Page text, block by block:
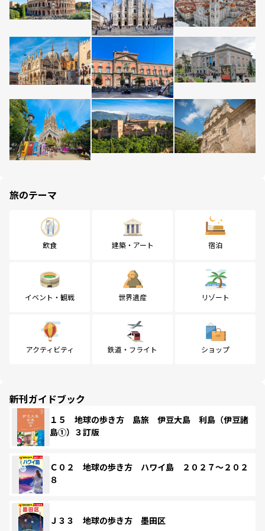
旅のテーマ
飲食 建築・アート 宿泊
イベント・観戦 世界遺産 リゾート
アクティビティ 鉄道・フライト ショップ
新刊ガイドブック
１５ 地球の歩き方 島旅 伊豆大島 利島（伊豆諸
島①）３訂版
Ｃ０２ 地球の歩き方 ハワイ島 ２０２７～２０２
８
Ｊ３３ 地球の歩き方 墨田区